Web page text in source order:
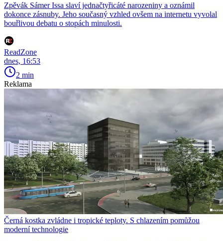
Zpěvák Sámer Issa slaví jednačtyřicáté narozeniny a oznámil
dokonce zásnuby. Jeho současný vzhled ovšem na internetu vyvolal
bouřlivou debatu o stopách minulosti.
ReadZone
dnes, 16:53
2 min
Reklama
Černá kostka zvládne i tropické teploty. S chlazením pomůžou
moderní technologie